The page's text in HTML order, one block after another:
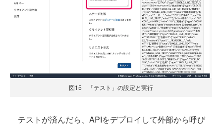
図15 「テスト」の設定と実行
テストが済んだら、APIをデプロイして外部から呼び